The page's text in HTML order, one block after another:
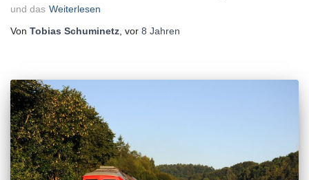
und das Weiterlesen
Von Tobias Schuminetz , vor 8 Jahren